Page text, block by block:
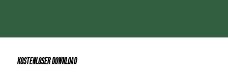
KOSTENLOSER DOWNLOAD